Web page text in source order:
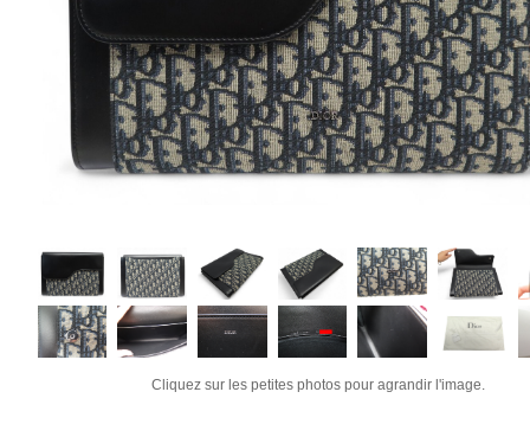
Cliquez sur les petites photos pour agrandir l'image.